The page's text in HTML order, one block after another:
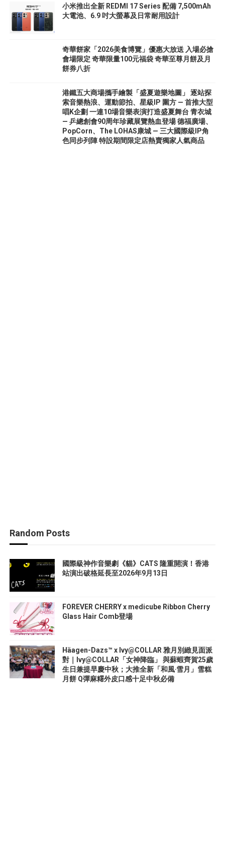
小米推出全新 REDMI 17 Series 配備 7,500mAh
大電池、6.9 吋大螢幕及日常耐用設計
奇華餅家「2026美食博覽」優惠大放送 入場必搶
會場限定 奇華限量100元福袋 奇華至尊月餅及月
餅券八折
港鐵五大商場攜手繪製「盛夏遊樂地圖」 逐站探
索音樂熱浪、運動節拍、星級IP 圍方 — 首推大型
唱K企劃 一連10場音樂表演打造盛夏舞台 青衣城
— 乒總創會90周年珍藏展覽熱血登場 德福廣場、
PopCorn、The LOHAS康城 — 三大國際級IP角
色同步列陣 特設期間限定店熱賣獨家人氣商品
Random Posts
國際級神作音樂劇《貓》CATS 隆重開演！香港
站演出破格延長至2026年9月13日
FOREVER CHERRY x medicube Ribbon Cherry
Glass Hair Comb登場
Häagen-Dazs™ x Ivy@COLLAR 雅月別緻見面派
對｜Ivy@COLLAR「女神降臨」 與蘇蝦齊賀25歲
生日兼提早慶中秋；大推全新「和風‧雪月」雪糕
月餅 Q彈麻糬外皮口感十足中秋必備